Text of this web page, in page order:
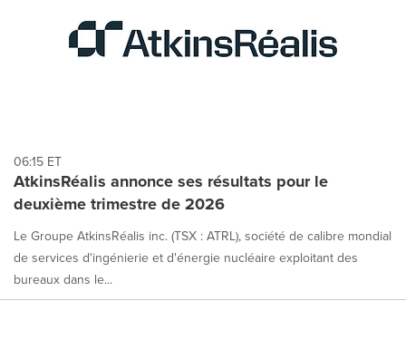
selected.
06:15 ET
AtkinsRéalis annonce ses résultats pour le
deuxième trimestre de 2026
Le Groupe AtkinsRéalis inc. (TSX : ATRL), société de calibre mondial
de services d'ingénierie et d'énergie nucléaire exploitant des
bureaux dans le...